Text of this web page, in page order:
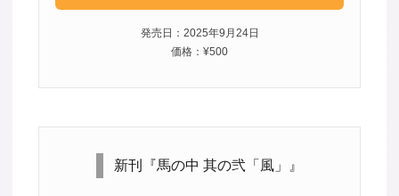
発売日：2025年9月24日
価格：¥500
新刊『馬の中 其の弐「風」』